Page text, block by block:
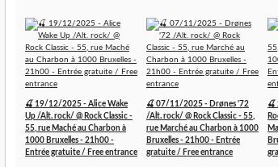
🍒 19/12/2025 - Alice Wake
Up /Alt. rock/ @ Rock Classic -
55, rue Maché au Charbon à
1000 Bruxelles - 21h00 -
Entrée gratuite / Free entrance
🍒 07/11/2025 - Drønes '72
/Alt. rock/ @ Rock Classic - 55,
rue Marché au Charbon à 1000
Bruxelles - 21h00 - Entrée
gratuite / Free entrance
🍒